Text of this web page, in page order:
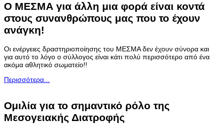
Ο ΜΕΣΜΑ για άλλη μια φορά είναι κοντά
στους συνανθρώπους μας που το έχουν
ανάγκη!
Οι ενέργειες δραστηριοποίησης του ΜΕΣΜΑ δεν έχουν σύνορα και
για αυτό το λόγο ο σύλλογος είναι κάτι πολύ περισσότερο από ένα
ακόμα αθλητικό σωματείο!!
Περισσότερα...
Ομιλία για το σημαντικό ρόλο της
Μεσογειακής Διατροφής